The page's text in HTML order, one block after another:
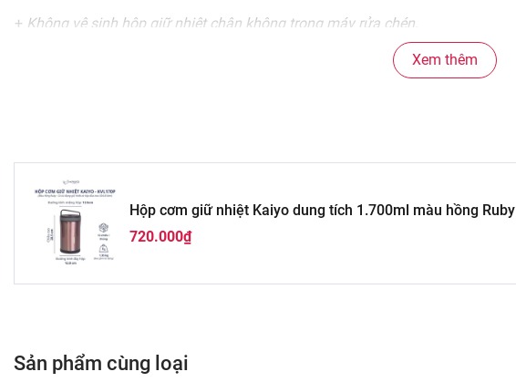
+ Không vệ sinh hộp giữ nhiệt chân không trong máy rửa chén
Xem thêm
Hộp cơm giữ nhiệt Kaiyo dung tích 1.700ml màu hồng Ruby
720.000₫
Sản phẩm cùng loại